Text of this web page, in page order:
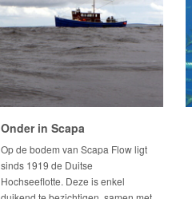
Onder in Scapa
Op de bodem van Scapa Flow ligt
sinds 1919 de Duitse
Hochseeflotte. Deze is enkel